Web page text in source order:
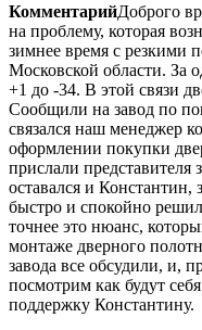
КомментарийДоброго
на проблему, которая
зимнее время с резкими
Московской области. За
+1 до -34. В этой связи
Сообщили на завод по
связался наш менеджер
оформлении покупки
прислали представителя
оставался и Константин,
быстро и спокойно
точнее это нюанс,
монтаже дверного
завода все обсудили, и,
посмотрим как будут
поддержку Константину.